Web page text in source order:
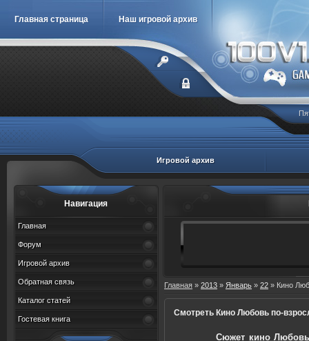
Главная страница Наш игровой архив
Игровой архив
Навигация
Главная
Форум
Игровой архив
Обратная связь
Каталог статей
Гостевая книга
Главная » 2013 » Январь » 22 » Кино
Смотреть Кино Любовь по-
Сюжет кино